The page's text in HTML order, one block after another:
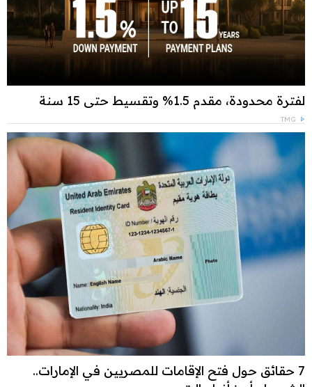
لفترة محدودة، مقدم 1.5% وتقسيط حتى 15 سنة
TMG
7 حقائق حول فتح الإقامات للمصريين في الإمارات..